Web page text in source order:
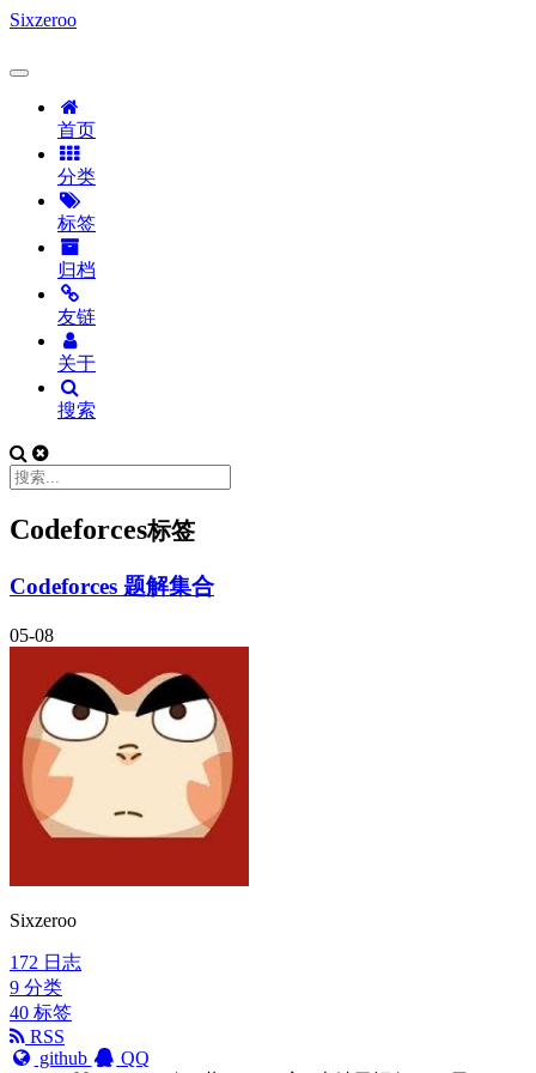
Sixzeroo
首页
分类
标签
归档
友链
关于
搜索
Codeforces标签
Codeforces 题解集合
05-08
Sixzeroo
172 日志
9 分类
40 标签
RSS
github
QQ